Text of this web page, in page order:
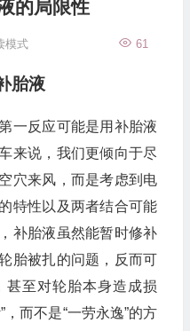
的局限性
61
模式
胎液
一反应可能是用补胎液
来说，我们更倾向于尽
穴来风，而是考虑到电
特性以及两者结合可能
补胎液虽然能暂时修补
胎被扎的问题，反而可
至对轮胎本身造成损
而不是“一劳永逸”的方